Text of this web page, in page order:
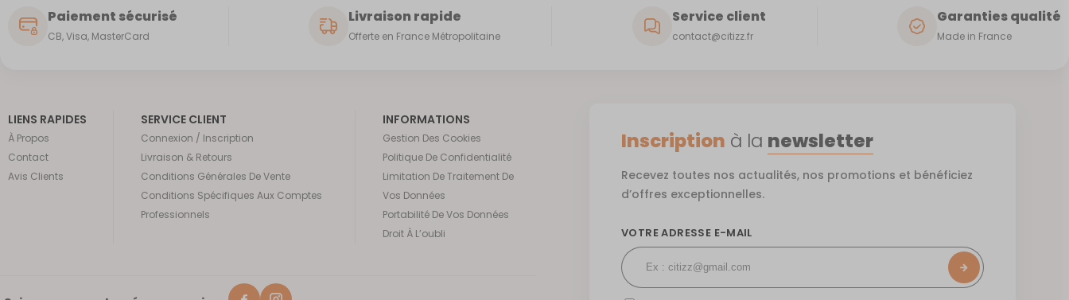
Paiement sécurisé
CB, Visa, MasterCard
Livraison rapide
Offerte en France Métropolitaine
Service client
contact@citizz.fr
Garanties qualité
Made in France
LIENS RAPIDES
À Propos
Contact
Avis Clients
SERVICE CLIENT
Connexion / Inscription
Livraison & Retours
Conditions Générales De Vente
Conditions Spécifiques Aux Comptes
Professionnels
INFORMATIONS
Gestion Des Cookies
Politique De Confidentialité
Limitation De Traitement De
Vos Données
Portabilité De Vos Données
Droit À L’oubli
Inscription à la newsletter
Recevez toutes nos actualités, nos promotions et bénéficiez
d’offres exceptionnelles.
VOTRE ADRESSE E-MAIL